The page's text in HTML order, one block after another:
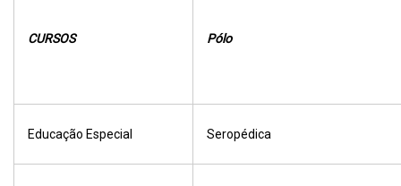
CURSOS Pólo
Educação Especial Seropédica